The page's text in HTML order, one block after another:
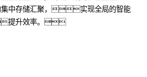
帮助客户整合数据资产，实
分挖掘、释放数据价值。